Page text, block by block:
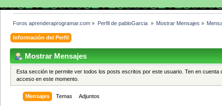
Foros aprenderaprogramar.com » Perfil de pabloGarcia » Mostrar Mensajes »
Información del Perfil
Mostrar Mensajes
Esta sección te permite ver todos los posts escritos por este usuario. Ten en
acceso en este momento.
Mensajes Temas Adjuntos